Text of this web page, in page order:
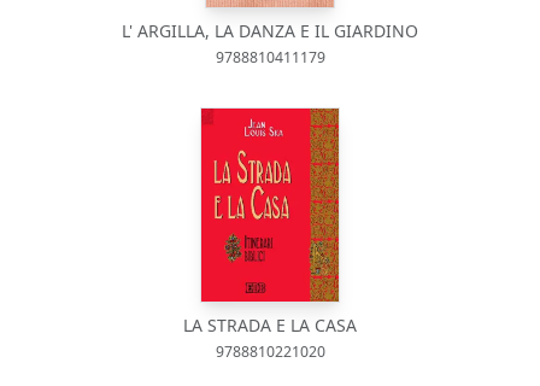
L' ARGILLA, LA DANZA E IL GIARDINO
9788810411179
LA STRADA E LA CASA
9788810221020